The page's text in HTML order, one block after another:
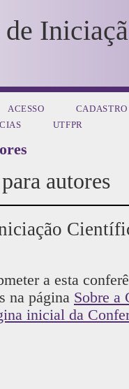
ACESSO
CADASTRO
UTFPR
autores
a esta
na página Sobre a
inicial da